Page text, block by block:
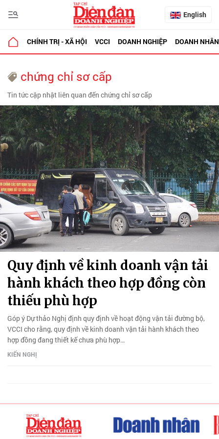
English
CHÍNH TRỊ - XÃ HỘI VCCI DOANH NGHIỆP DOANH NHÂN
chứng chỉ sơ cấp
Tin tức cập nhật liên quan đến chứng chỉ sơ cấp
Quy định về kinh doanh vận tải
hành khách theo hợp đồng còn
thiếu phù hợp
Góp ý Dự thảo Nghị định quy định về hoạt động vận tải đường bộ,
VCCI cho rằng, quy định về kinh doanh vận tải hành khách theo
hợp đồng đang thiết kế chưa phù hợp…
KIẾN NGHỊ